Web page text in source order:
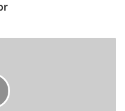
बेनकाब करने के लिए अधिक से
साइबर फ्रॉड से जनता को बचाने